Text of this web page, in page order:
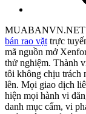
MUABANVN.NET
bán rao vặt trực
mã nguồn mở
thử nghiệm. Thành
tôi không chịu trách
lên. Mọi giao dịch
hiện mọi hành vi
danh mục cấm, vi